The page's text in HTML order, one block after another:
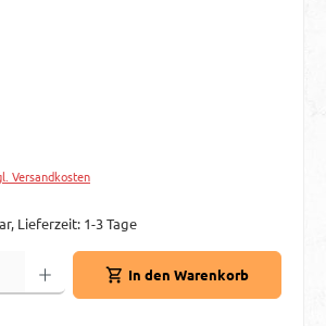
Versandkosten
Lieferzeit: 1-3 Tage
gewünschten Wert ein oder benutze die Schaltflächen
In den Warenkorb